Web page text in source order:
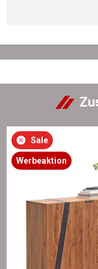
Sale
Werbeaktion